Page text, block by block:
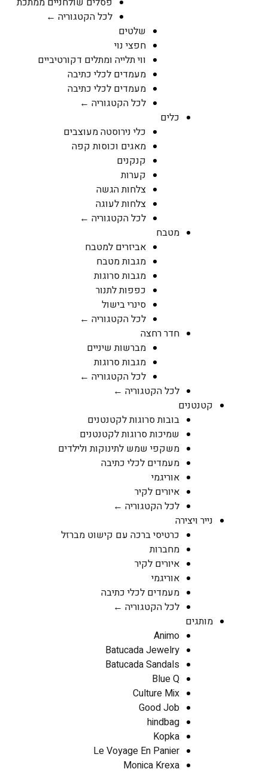
לכל הקטגוריה ←
שלטים
חפצי נוי
ווי תלייה ומתלים דקורטיביים
מעמדים לכלי כתיבה
מעמדים לכלי כתיבה
לכל הקטגוריה ←
כלים
כלי נירוסטה מעוצבים
מאגים וכוסות קפה
קנקנים
קערות
צלחות הגשה
צלחות לעוגה
לכל הקטגוריה ←
מטבח
אביזרים למטבח
מגבות מטבח
מגבות סרוגות
כפפות לתנור
סינרי בישול
לכל הקטגוריה ←
חדר רחצה
מברשות שיניים
מגבות סרוגות
לכל הקטגוריה ←
לכל הקטגוריה ←
קטנטנים
בובות סרוגות לקטנטנים
שמיכות סרוגות לקטנטנים
משקפי שמש לתינוקות ולילדים
מעמדים לכלי כתיבה
אוריגמי
איורים לקיר
לכל הקטגוריה ←
נייר ויצירה
כרטיסי ברכה עם קישוט מברזל
מחברות
איורים לקיר
אוריגמי
מעמדים לכלי כתיבה
לכל הקטגוריה ←
מותגים
Animo
Batucada Jewelry
Batucada Sandals
Blue Q
Culture Mix
Good Job
hindbag
Kopka
Le Voyage En Panier
Monica Krexa